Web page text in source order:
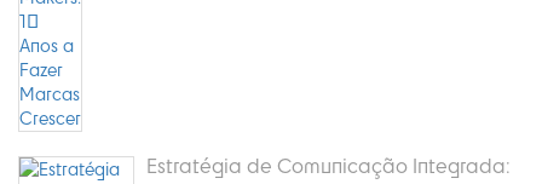
Estratégia de Comunicação Integrada: